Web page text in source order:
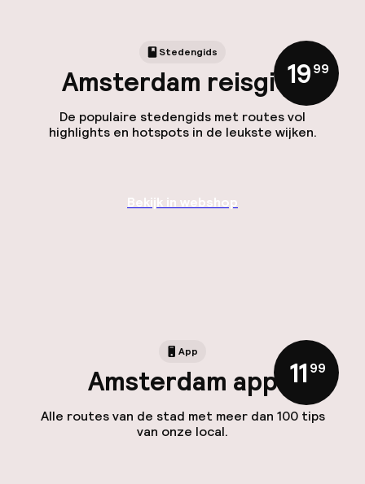
Stedengids
Amsterdam reisgids
De populaire stedengids met routes vol
highlights en hotspots in de leukste wijken.
19,99
Bekijk in webshop
App
Amsterdam app
Alle routes van de stad met meer dan 100 tips
van onze local.
11 ,99